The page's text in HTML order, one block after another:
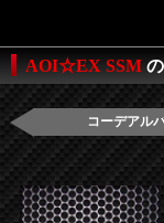
AOI☆EX SSM
コーデアル